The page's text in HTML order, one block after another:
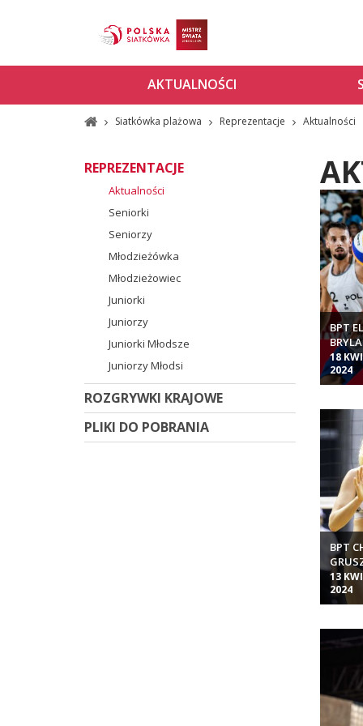
AKTUALNOŚCI
Siatkówka plażowa Reprezentacje Aktualności
REPREZENTACJE
Aktualności
Seniorki
Seniorzy
Młodzieżówka
Młodzieżowiec
Juniorki
Juniorzy
Juniorki Młodsze
Juniorzy Młodsi
ROZGRYWKI KRAJOWE
PLIKI DO POBRANIA
BPT
18
2024
BPT
13
2024